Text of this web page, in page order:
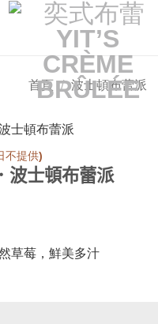
首頁 / 波士頓布蕾派
不提供)
波士頓布蕾派
草莓，鮮美多汁